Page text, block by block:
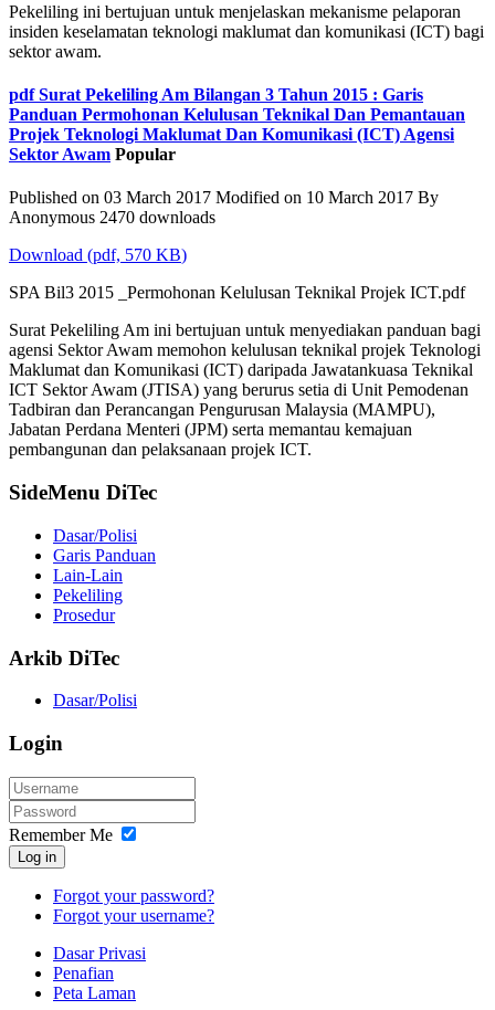
Pekeliling ini bertujuan untuk menjelaskan mekanisme pelaporan
insiden keselamatan teknologi maklumat dan komunikasi (ICT) bagi
sektor awam.
pdf Surat Pekeliling Am Bilangan 3 Tahun 2015 : Garis
Panduan Permohonan Kelulusan Teknikal Dan Pemantauan
Projek Teknologi Maklumat Dan Komunikasi (ICT) Agensi
Sektor Awam Popular
Published on 03 March 2017 Modified on 10 March 2017 By
Anonymous 2470 downloads
Download (pdf, 570 KB)
SPA Bil3 2015 _Permohonan Kelulusan Teknikal Projek ICT.pdf
Surat Pekeliling Am ini bertujuan untuk menyediakan panduan bagi
agensi Sektor Awam memohon kelulusan teknikal projek Teknologi
Maklumat dan Komunikasi (ICT) daripada Jawatankuasa Teknikal
ICT Sektor Awam (JTISA) yang berurus setia di Unit Pemodenan
Tadbiran dan Perancangan Pengurusan Malaysia (MAMPU),
Jabatan Perdana Menteri (JPM) serta memantau kemajuan
pembangunan dan pelaksanaan projek ICT.
SideMenu DiTec
Dasar/Polisi
Garis Panduan
Lain-Lain
Pekeliling
Prosedur
Arkib DiTec
Dasar/Polisi
Login
Remember Me
Log in
Forgot your password?
Forgot your username?
Dasar Privasi
Penafian
Peta Laman